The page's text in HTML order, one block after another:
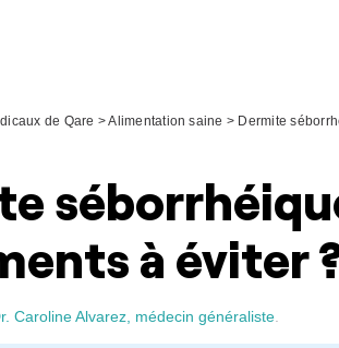
de Qare >Alimentation saine > Dermite
à éviter
Caroline Alvarez, médecin généraliste.